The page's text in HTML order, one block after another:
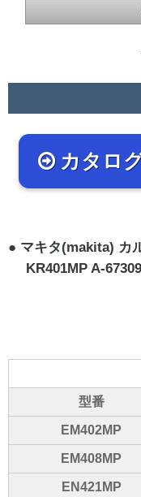
カタロ
マキタ(makita) カ
KR401MP A-
型番
EM402MP
EM408MP
EN421MP